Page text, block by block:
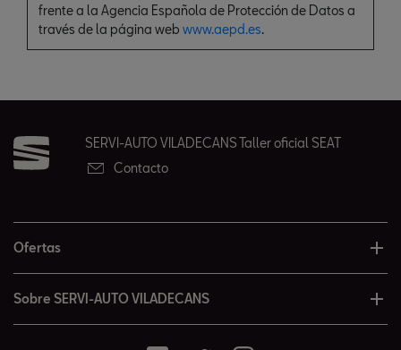
frente a la Agencia Española de Protección de Datos a
través de la página web www.aepd.es.
SERVI-AUTO VILADECANS Taller oficial SEAT
Contacto
Ofertas
Sobre SERVI-AUTO VILADECANS